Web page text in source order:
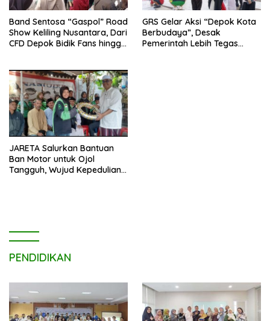
Band Sentosa “Gaspol” Road
Show Keliling Nusantara, Dari
CFD Depok Bidik Fans hingga
GRS Gelar Aksi “Depok Kota
Berbudaya”, Desak
Pemerintah Lebih Tegas
JARETA Salurkan Bantuan
Ban Motor untuk Ojol
Tangguh, Wujud Kepedulian
PENDIDIKAN